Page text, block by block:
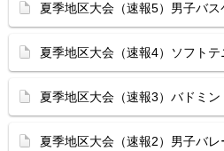
夏季地区大会（速報5）男子バ
夏季地区大会（速報4）ソフト
夏季地区大会（速報3）バドミ
夏季地区大会（速報2）男子バ